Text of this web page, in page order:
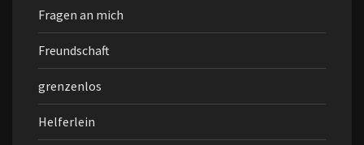
Fragen an mich
Freundschaft
grenzenlos
Helferlein